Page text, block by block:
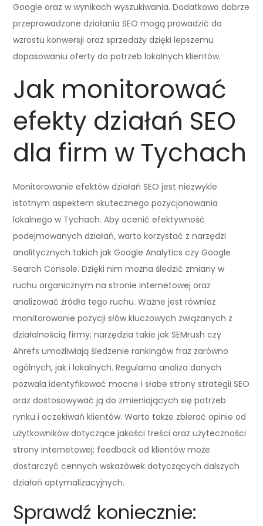
Google oraz w wynikach wyszukiwania. Dodatkowo dobrze
przeprowadzone działania SEO mogą prowadzić do
wzrostu konwersji oraz sprzedaży dzięki lepszemu
dopasowaniu oferty do potrzeb lokalnych klientów.
Jak monitorować
efekty działań SEO
dla firm w Tychach
Monitorowanie efektów działań SEO jest niezwykle
istotnym aspektem skutecznego pozycjonowania
lokalnego w Tychach. Aby ocenić efektywność
podejmowanych działań, warto korzystać z narzędzi
analitycznych takich jak Google Analytics czy Google
Search Console. Dzięki nim można śledzić zmiany w
ruchu organicznym na stronie internetowej oraz
analizować źródła tego ruchu. Ważne jest również
monitorowanie pozycji słów kluczowych związanych z
działalnością firmy; narzędzia takie jak SEMrush czy
Ahrefs umożliwiają śledzenie rankingów fraz zarówno
ogólnych, jak i lokalnych. Regularna analiza danych
pozwala identyfikować mocne i słabe strony strategii SEO
oraz dostosowywać ją do zmieniających się potrzeb
rynku i oczekiwań klientów. Warto także zbierać opinie od
użytkowników dotyczące jakości treści oraz użyteczności
strony internetowej; feedback od klientów może
dostarczyć cennych wskazówek dotyczących dalszych
działań optymalizacyjnych.
Sprawdź koniecznie: